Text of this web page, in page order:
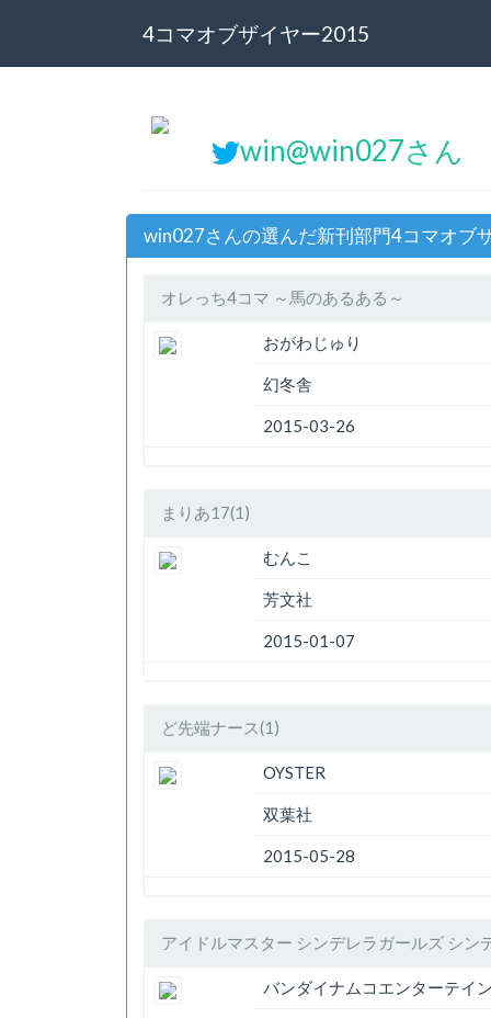
4コマオブザイヤー2015
win@win027さん
win027さんの選んだ新刊部門4コマオブ
オレっち4コマ ～馬のあるある～
おがわじゅり
幻冬舎
2015-03-26
まりあ17(1)
むんこ
芳文社
2015-01-07
ど先端ナース(1)
OYSTER
双葉社
2015-05-28
アイドルマスター シンデレラガールズ シン
バンダイナムコエンターテイ